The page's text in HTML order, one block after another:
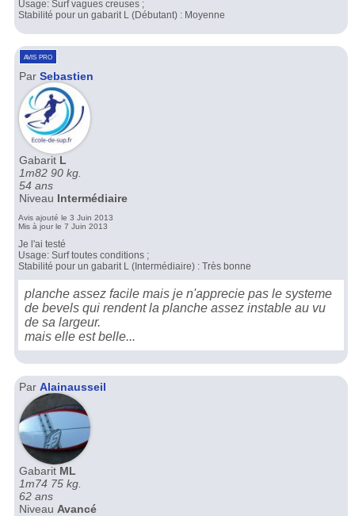
Usage: Surf vagues creuses ;
Stabilité pour un gabarit L (Débutant) : Moyenne
avis pro
Par Sebastien
Gabarit L
1m82 90 kg.
54 ans
Niveau Intermédiaire
Avis ajouté le 3 Juin 2013
Mis à jour le 7 Juin 2013
Je l'ai testé
Usage: Surf toutes conditions ;
Stabilité pour un gabarit L (Intermédiaire) : Très bonne
planche assez facile mais je n'apprecie pas le systeme
de bevels qui rendent la planche assez instable au vu
de sa largeur.
mais elle est belle...
Par Alainausseil
Gabarit ML
1m74 75 kg.
62 ans
Niveau Avancé